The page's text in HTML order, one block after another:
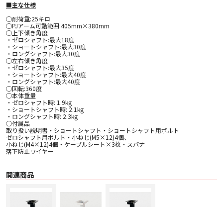
■主な仕様
○耐荷重:25キロ
○PJアーム可動範囲:405mm×380mm
○上下傾き角度
・ゼロシャフト:最大18度
・ショートシャフト:最大30度
・ロングシャフト:最大30度
○左右傾き角度
・ゼロシャフト:最大35度
・ショートシャフト:最大40度
・ロングシャフト:最大40度
○回転:360度
○本体重量
・ゼロシャフト時: 1.9kg
・ショートシャフト時: 2.1kg
・ロングシャフト時: 2.3kg
○付属品
取り扱い説明書・ショートシャフト・ショートシャフト用ボルト
ゼロシャフト用ボルト・小ねじ(M5×12)4個、
小ねじ(M4×12)4個・ケーブルシート×3枚・スパナ
落下防止ワイヤー
関連商品